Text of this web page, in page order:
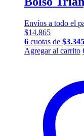
Envíos a todo el
$14.865
6 cuotas de $3.345
Agregar al carrito